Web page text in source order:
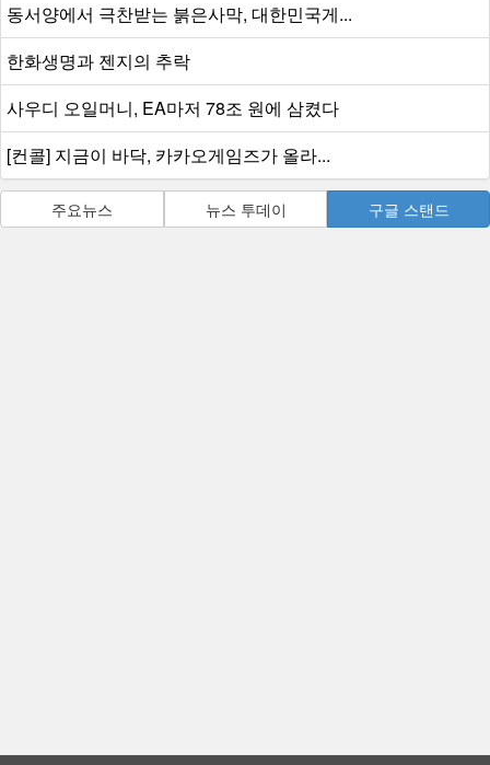
동서양에서 극찬받는 붉은사막, 대한민국게...
한화생명과 젠지의 추락
사우디 오일머니, EA마저 78조 원에 삼켰다
[컨콜] 지금이 바닥, 카카오게임즈가 올라...
주요뉴스 뉴스 투데이 구글 스탠드